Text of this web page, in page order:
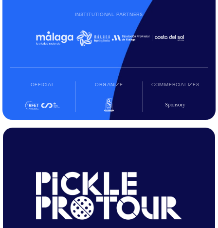
INSTITUTIONAL PARTNERS
OFFICIAL ORGANIZE COMMERCIALIZES